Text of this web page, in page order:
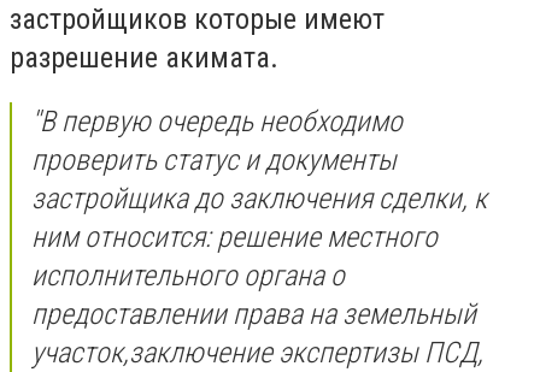
застройщиков которые имеют
разрешение акимата.
''В первую очередь необходимо
проверить статус и документы
застройщика до заключения сделки, к
ним относится: решение местного
исполнительного органа о
предоставлении права на земельный
участок,заключение экспертизы ПСД,